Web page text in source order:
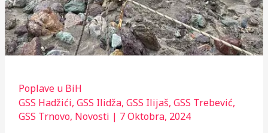
Poplave u BiH
GSS Hadžići, GSS Ilidža, GSS Ilijaš, GSS Trebević,
GSS Trnovo, Novosti | 7 Oktobra, 2024